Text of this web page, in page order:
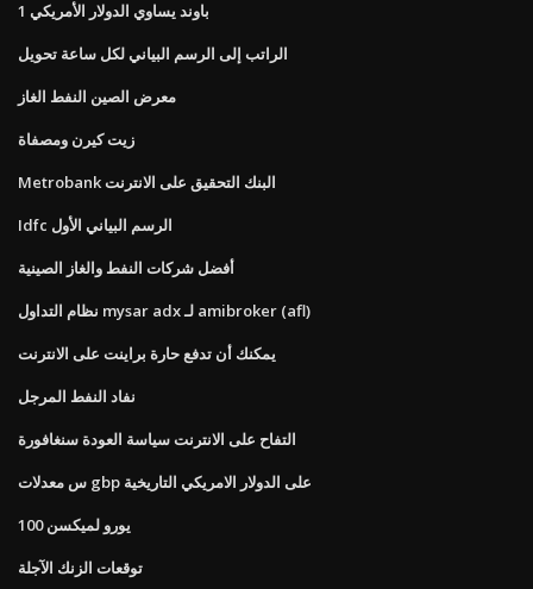
1 باوند يساوي الدولار الأمريكي
الراتب إلى الرسم البياني لكل ساعة تحويل
معرض الصين النفط الغاز
زيت كيرن ومصفاة
Metrobank البنك التحقيق على الانترنت
Idfc الرسم البياني الأول
أفضل شركات النفط والغاز الصينية
نظام التداول mysar adx لـ amibroker (afl)
يمكنك أن تدفع حارة براينت على الانترنت
نفاد النفط المرجل
التفاح على الانترنت سياسة العودة سنغافورة
س معدلات gbp على الدولار الامريكي التاريخية
100 يورو لميكسن
توقعات الزنك الآجلة